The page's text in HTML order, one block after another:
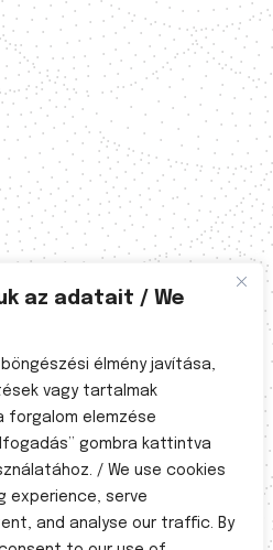
az adatait / We
élmény javítása,
vagy tartalmak
forgalom elemzése
gombra kattintva
/ We use cookies
experience, serve
and analyse our traffic. By
tevékenység a 40/1997. (III.